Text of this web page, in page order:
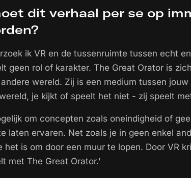
dit verhaal per se op
ik VR en de tussenruimte tussen echt
geen rol of karakter. The Great Orator is
wereld. Zij is een medium tussen
je kijkt of speelt het niet - zij speelt
om concepten zoals oneindigheid of
laten ervaren. Net zoals je in geen enkel
het is om door een muur te lopen. Door VR
met The Great Orator.'